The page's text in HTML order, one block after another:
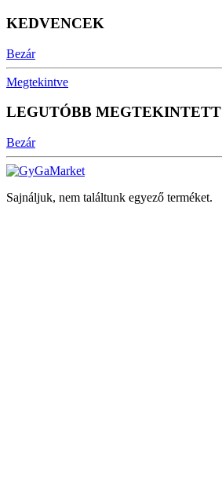
KEDVENCEK
Bezár
Megtekintve
LEGUTÓBB MEGTEKINTETT
Bezár
Sajnáljuk, nem találtunk egyező terméket.